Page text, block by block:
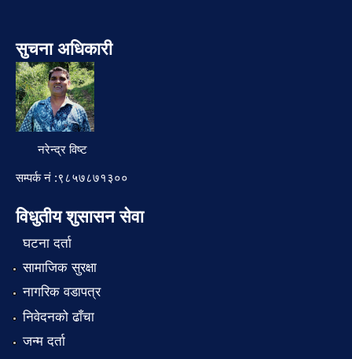
सुचना अधिकारी
नरेन्द्र विष्ट
सम्पर्क नं :९८५७८७१३००
विधुतीय शुसासन सेवा
घटना दर्ता
सामाजिक सुरक्षा
नागरिक वडापत्र
निवेदनको ढाँचा
जन्म दर्ता